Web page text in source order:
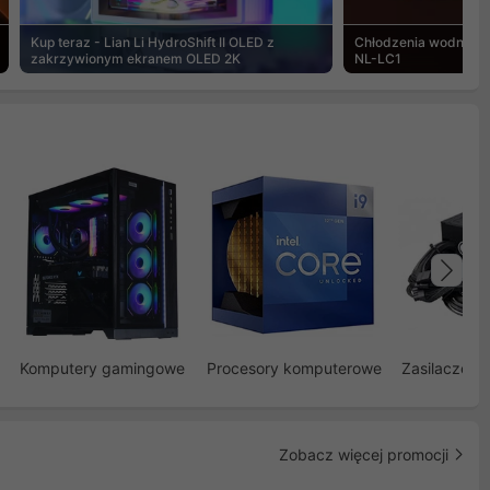
Kup teraz - Lian Li HydroShift II OLED z
zakrzywionym ekranem OLED 2K
Chłodzenia wodne
NL-LC1
Komputery gamingowe Procesory komputerowe Zasilacze
Zobacz więcej promocji